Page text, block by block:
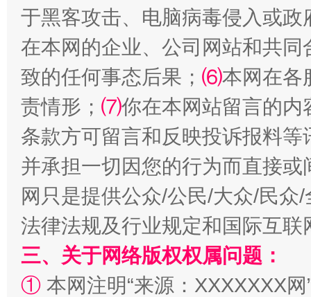
于黑客攻击、电脑病毒侵入或
在本网的企业、公司网站和共
致的任何事态后果； ⑹本网在各
责情形； ⑺你在本网站留言的内
条款方可留言和反映投诉报料
并承担一切因您的行为而直接
网只是提供公众/公民/大众/民
法律法规及行业规定和国际互
三、关于网络版权权属问题：
① 本网注明“来源：XXXXXXX